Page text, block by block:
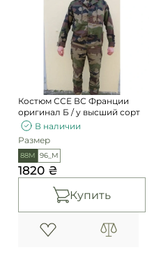
Каталог
Акции
Контакты
Про нас
Доставка и оплата
Возврат и обмен
Шевроны, патчи ,
Погоны
Фурнитура
Second Hand NATO
Костюм ССЕ ВС Франции
оригинал Б / у высший сорт
В наличии
Размер
88M 96_М
1820 ₴
Купить